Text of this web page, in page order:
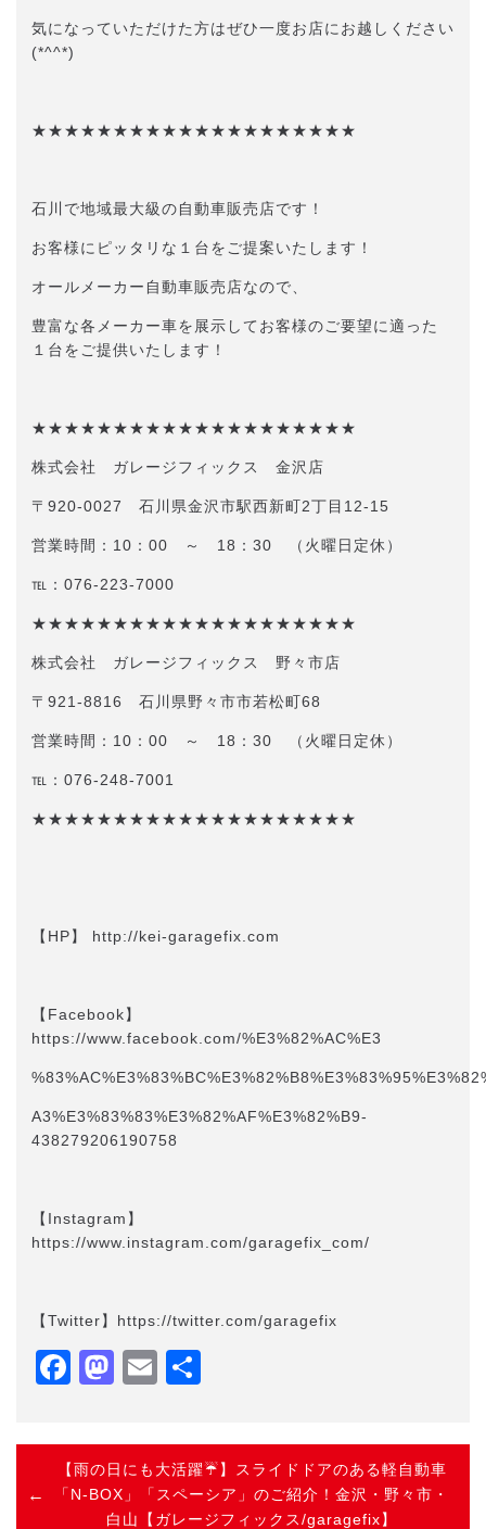
気になっていただけた方はぜひ一度お店にお越しください
(*^^*)
★★★★★★★★★★★★★★★★★★★★
石川で地域最大級の自動車販売店です！
お客様にピッタリな１台をご提案いたします！
オールメーカー自動車販売店なので、
豊富な各メーカー車を展示してお客様のご要望に適った
１台をご提供いたします！
★★★★★★★★★★★★★★★★★★★★
株式会社 ガレージフィックス 金沢店
〒920-0027 石川県金沢市駅西新町2丁目12-15
営業時間：10：00 ～ 18：30 （火曜日定休）
℡：076-223-7000
★★★★★★★★★★★★★★★★★★★★
株式会社 ガレージフィックス 野々市店
〒921-8816 石川県野々市市若松町68
営業時間：10：00 ～ 18：30 （火曜日定休）
℡：076-248-7001
★★★★★★★★★★★★★★★★★★★★
【HP】 http://kei-garagefix.com​​
【Facebook】
https://www.facebook.com/%E3%82%AC%E3
A3%E3%83%83%E3%82%AF%E3%82%B9-
438279206190758
【Instagram】
https://www.instagram.com/garagefix_com/
【Twitter】https://twitter.com/garagefix
Facebook
Mastodon
Email
【雨の日にも大活躍☔】スライドドアのある軽自動車
「N-BOX」「スペーシア」のご紹介！金沢・野々市・
白山【ガレージフィックス/garagefix】